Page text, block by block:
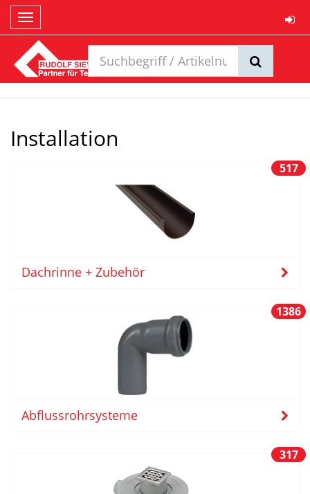
Toggle
navigation
Installation
517
Dachrinne + Zubehör
1386
Abflussrohrsysteme
317